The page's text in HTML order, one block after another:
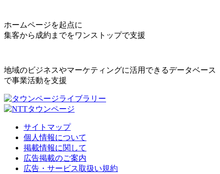
ホームページを起点に
集客から成約までをワンストップで支援
地域のビジネスやマーケティングに活用できるデータベース
で事業活動を支援
サイトマップ
個人情報について
掲載情報に関して
広告掲載のご案内
広告・サービス取扱い規約